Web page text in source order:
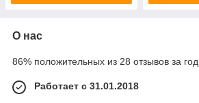
О нас
86% положительных из 28 отзывов за год
Работает с 31.01.2018